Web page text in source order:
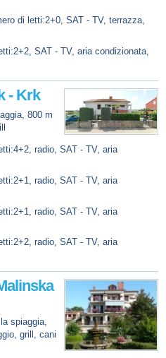
di letti:2+0, SAT - TV, terrazza,
SAT - TV, aria condizionata,
- Krk
800 m
radio, SAT - TV, aria
radio, SAT - TV, aria
radio, SAT - TV, aria
radio, SAT - TV, aria
spiaggia,
grill, cani